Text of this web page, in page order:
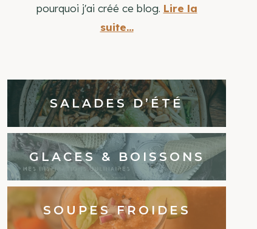
pourquoi j'ai créé ce blog. Lire la
suite...
SALADES D’ÉTÉ
GLACES & BOISSONS
SOUPES FROIDES